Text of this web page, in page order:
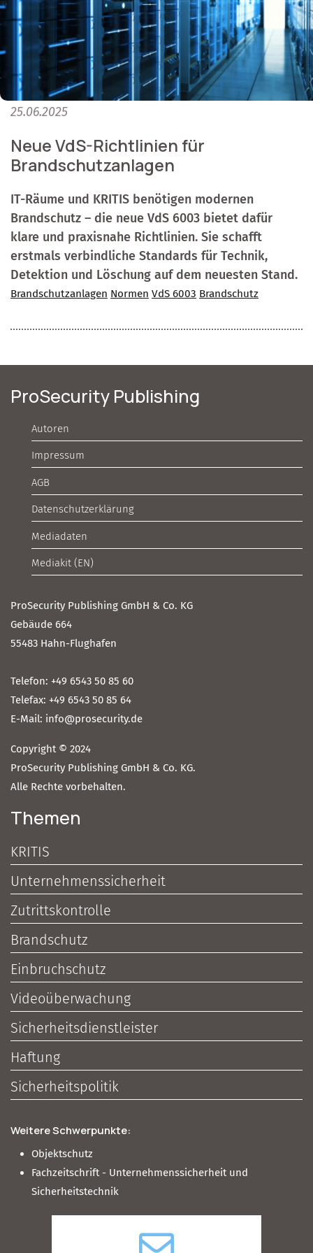
25.06.2025
Neue VdS-Richtlinien für
Brandschutzanlagen
IT-Räume und KRITIS benötigen modernen
Brandschutz – die neue VdS 6003 bietet dafür
klare und praxisnahe Richtlinien. Sie schafft
erstmals verbindliche Standards für Technik,
Detektion und Löschung auf dem neuesten Stand.
Brandschutzanlagen Normen VdS 6003 Brandschutz
ProSecurity Publishing
Autoren
Impressum
AGB
Datenschutzerklärung
Mediadaten
Mediakit (EN)
ProSecurity Publishing GmbH & Co. KG
Gebäude 664
55483 Hahn-Flughafen
Telefon: +49 6543 50 85 60
Telefax: +49 6543 50 85 64
E-Mail: info@prosecurity.de
Copyright © 2024
ProSecurity Publishing GmbH & Co. KG.
Alle Rechte vorbehalten.
Themen
KRITIS
Unternehmenssicherheit
Zutrittskontrolle
Brandschutz
Einbruchschutz
Videoüberwachung
Sicherheitsdienstleister
Haftung
Sicherheitspolitik
Weitere Schwerpunkte:
Objektschutz
Fachzeitschrift - Unternehmenssicherheit und
Sicherheitstechnik